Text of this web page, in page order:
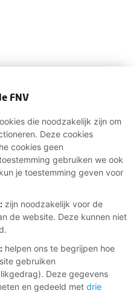
FNV
die noodzakelijk zijn om
Deze cookies
cookies geen
gebruiken we ook
je toestemming geven voor
zijn noodzakelijk voor de
de website. Deze kunnen niet
: helpen ons te begrijpen hoe
gebruiken
Deze gegevens
en gedeeld met drie